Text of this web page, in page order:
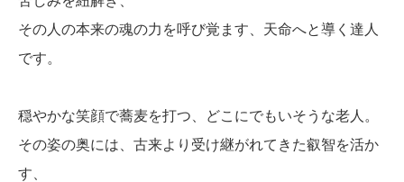
その人の本来の魂の力を呼び覚ます、天命へと導く達人
です。
穏やかな笑顔で蕎麦を打つ、どこにでもいそうな老人。
その姿の奥には、古来より受け継がれてきた叡智を活か
す、